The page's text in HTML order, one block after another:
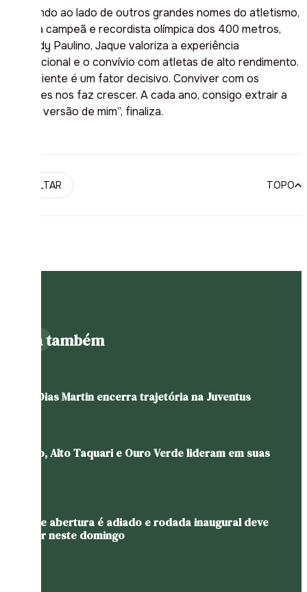
Treinando ao lado de outros grandes nomes do atletismo,
como a campeã e recordista olímpica dos 400 metros,
Marileidy Paulino, Jaque valoriza a experiência
internacional e o convívio com atletas de alto rendimento.
“O ambiente é um fator decisivo. Conviver com os
melhores nos faz crescer. A cada ano, consigo extrair a
melhor versão de mim”, finaliza.
VOLTAR TOPO
Leia também
Pablo Dias Martin encerra trajetória na Juventus
Gaúcho, Alto Taquari e Ouro Verde lideram em suas
Jogo de abertura é adiado e rodada inaugural deve
ocorrer neste domingo